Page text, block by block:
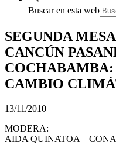
Buscar en esta web
SEGUNDA
CANCÚN
CAMBIO
13/11/2010
MODERA:
AIDA QUINATOA –